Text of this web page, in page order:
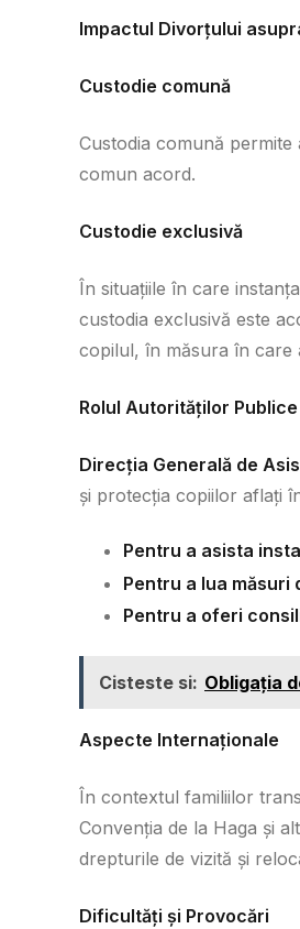
Impactul Divorțului
Custodie comună
Custodia comună
comun acord.
Custodie exclusivă
În situațiile în care
custodia exclusivă este
copilul, în măsura în care
Rolul Autorităților Publice
Direcția Generală de
și protecția copiilor aflați
Pentru a asista
Pentru a lua
Pentru a oferi
Cisteste si: Obligația
Aspecte Internaționale
În contextul familiilor
Convenția de la Haga și
drepturile de vizită și
Dificultăți și Provocări